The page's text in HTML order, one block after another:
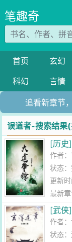
笔趣奇
首页 玄幻
科幻
言情
追看新章节
误道者-搜索结果
[历史
作者：
状态
更新
最新章
[武侠
作者：
状态